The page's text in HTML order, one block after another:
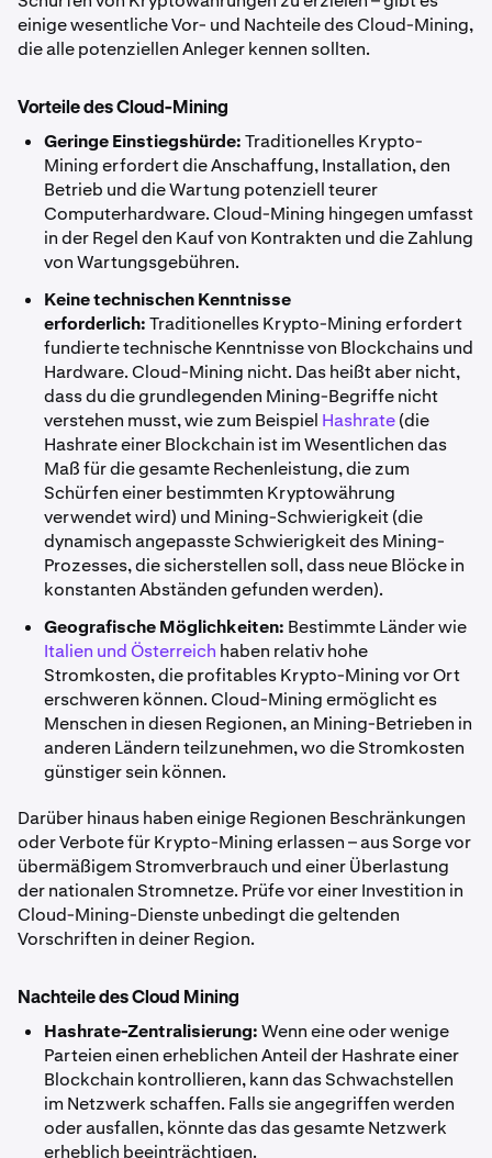
einige wesentliche Vor- und Nachteile des Cloud-Mining,
die alle potenziellen Anleger kennen sollten.
Vorteile des Cloud-Mining
Geringe Einstiegshürde:Traditionelles Krypto-
Mining erfordert die Anschaffung, Installation, den
Betrieb und die Wartung potenziell teurer
Computerhardware. Cloud-Mining hingegen umfasst
in der Regel den Kauf von Kontrakten und die Zahlung
von Wartungsgebühren.
Keine technischen Kenntnisse
erforderlich:Traditionelles Krypto-Mining erfordert
fundierte technische Kenntnisse von Blockchains und
Hardware. Cloud-Mining nicht. Das heißt aber nicht,
dass du die grundlegenden Mining-Begriffe nicht
verstehen musst, wie zum Beispiel Hashrate(die
Hashrate einer Blockchain ist im Wesentlichen das
Maß für die gesamte Rechenleistung, die zum
Schürfen einer bestimmten Kryptowährung
verwendet wird) und Mining-Schwierigkeit (die
dynamisch angepasste Schwierigkeit des Mining-
Prozesses, die sicherstellen soll, dass neue Blöcke in
konstanten Abständen gefunden werden).
Geografische Möglichkeiten: Bestimmte Länder wie
Italien und Österreich haben relativ hohe
Stromkosten, die profitables Krypto-Mining vor Ort
erschweren können. Cloud-Mining ermöglicht es
Menschen in diesen Regionen, an Mining-Betrieben in
anderen Ländern teilzunehmen, wo die Stromkosten
günstiger sein können.
Darüber hinaus haben einige Regionen Beschränkungen
oder Verbote für Krypto-Mining erlassen – aus Sorge vor
übermäßigem Stromverbrauch und einer Überlastung
der nationalen Stromnetze. Prüfe vor einer Investition in
Cloud-Mining-Dienste unbedingt die geltenden
Vorschriften in deiner Region.
Nachteile des Cloud Mining
Hashrate-Zentralisierung:Wenn eine oder wenige
Parteien einen erheblichen Anteil der Hashrate einer
Blockchain kontrollieren, kann das Schwachstellen
im Netzwerk schaffen. Falls sie angegriffen werden
oder ausfallen, könnte das das gesamte Netzwerk
erheblich beeinträchtigen.